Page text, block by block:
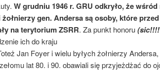
W grudniu 1946 r. GRU odkryło, że
gen. Andersa są osoby, które
na terytorium ZSRR. Za punkt honoru
ich do kraju
Foyer i wielu byłych żołnierzy Andersa,
lat 80. i 90. obawiali się przyjeżdżać do